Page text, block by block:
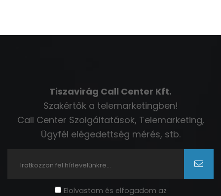
Tiszavirág Call Center Kft.
Szakértők a telemarketingben!
Call Center Szolgáltatások, Telemarketing,
Ügyfél elégedettség mérés, stb.
Elolvastam és elfogadom az